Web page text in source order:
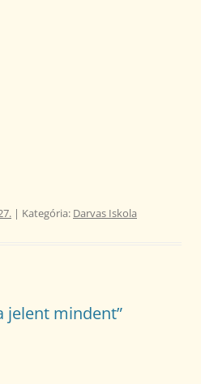
| Kategória: Darvas Iskola
jelent mindent”